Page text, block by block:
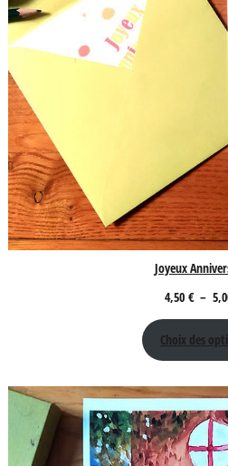
Joyeux
4,50 € –
Choix des